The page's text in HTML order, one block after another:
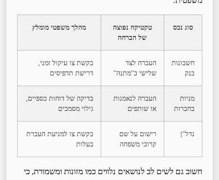
סוג נכס
טקטיקה נפוצה
של הברחה
מהלך משפטי מומלץ
חשבונות
בנק
העברה לצד
שלישי כ"מתנה"
בקשת צו עיקול זמני,
דרישת תדפיסים
מניות
בחברות
העברה לנאמנות
או שותפים
בדיקה של דוחות כספיים,
גילוי מסמכים
נדל"ן
רישום על שם
קרובי משפחה
בקשת צו למניעת העברת
בעלות
חשוב גם לשים לב לנושאים נלווים כמו מזונות ומשמורת, כי